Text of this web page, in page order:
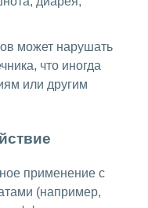
может нарушать
что иногда
или другим
применение с
(например,